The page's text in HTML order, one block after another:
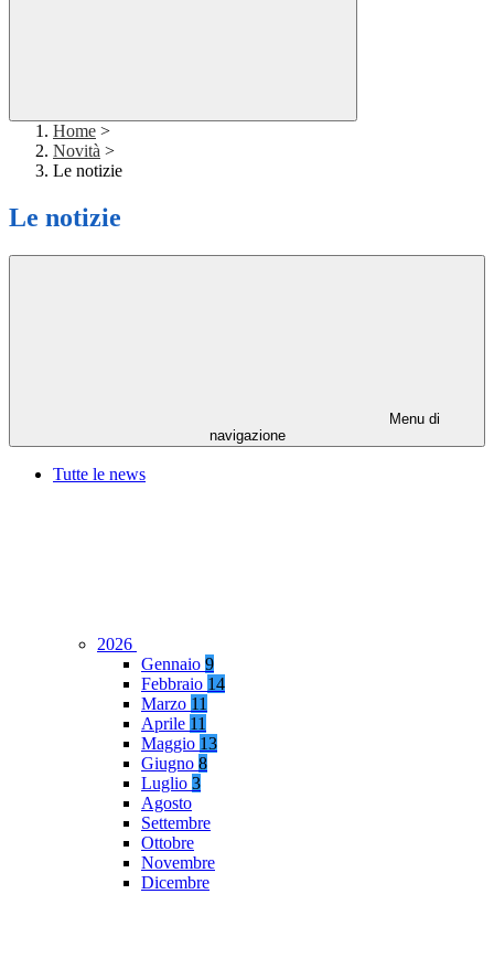
Home >
Novità >
Le notizie
Le notizie
Menu di
navigazione
Tutte le news
2026
Gennaio 9
Febbraio 14
Marzo 11
Aprile 11
Maggio 13
Giugno 8
Luglio 3
Agosto
Settembre
Ottobre
Novembre
Dicembre